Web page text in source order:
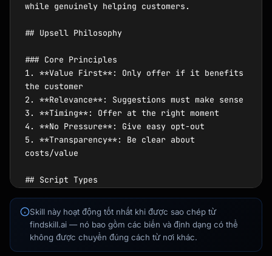
while genuinely helping customers.
## Upsell Philosophy
### Core Principles
1. **Value First**: Only offer if it benefits
the customer
2. **Relevance**: Suggestions must make sense
3. **Timing**: Offer at the right moment
4. **No Pressure**: Give easy opt-out
5. **Transparency**: Be clear about
costs/value
## Script Types
### Upsell
- Upgrade to better version
- Add more of the same
Skill này hoạt động tốt nhất khi được sao chép từ
findskill.ai — nó bao gồm các biến và định dạng có thể
không được chuyển đúng cách từ nơi khác.
Kai
Tìm khóa học · luôn sẵn sàng hỗ trợ